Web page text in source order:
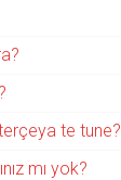
te tune?
mı yok?